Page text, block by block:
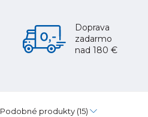
Doprava
zadarmo
nad 180 €
Podobné produkty (15)